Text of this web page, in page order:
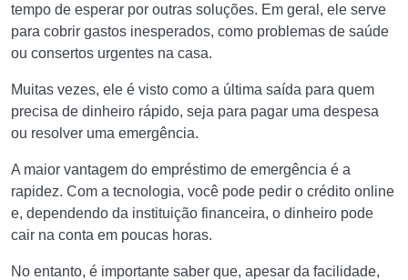
tempo de esperar por outras soluções. Em geral, ele serve
para cobrir gastos inesperados, como problemas de saúde
ou consertos urgentes na casa.
Muitas vezes, ele é visto como a última saída para quem
precisa de dinheiro rápido, seja para pagar uma despesa
ou resolver uma emergência.
A maior vantagem do empréstimo de emergência é a
rapidez. Com a tecnologia, você pode pedir o crédito online
e, dependendo da instituição financeira, o dinheiro pode
cair na conta em poucas horas.
No entanto, é importante saber que, apesar da facilidade,